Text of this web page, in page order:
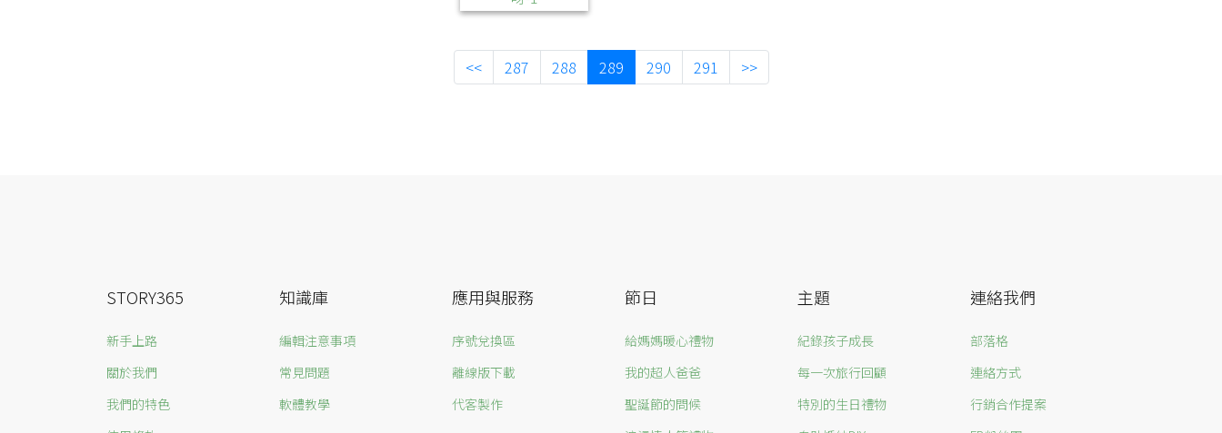
<< 287 288 289 290 291 >>
STORY365
新手上路
關於我們
我們的特色
知識庫
編輯注意事項
常見問題
軟體教學
應用與服務
序號兌換區
離線版下載
代客製作
節日
給媽媽暖心禮物
我的超人爸爸
聖誕節的問候
主題
紀錄孩子成長
每一次旅行回顧
特別的生日禮物
連絡我們
部落格
連絡方式
行銷合作提案